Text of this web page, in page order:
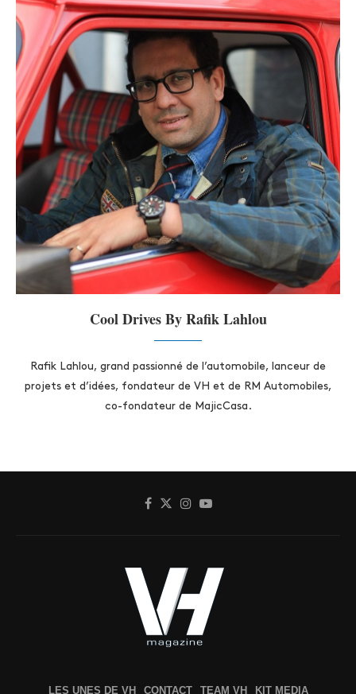
Cool Drives By Rafik Lahlou
Rafik Lahlou, grand passionné de l’automobile, lanceur de
projets et d’idées, fondateur de VH et de RM Automobiles,
co-fondateur de MajicCasa.
LES UNES DE VH CONTACT TEAM VH KIT MEDIA